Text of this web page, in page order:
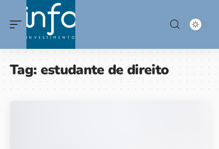
Tag:estudante de direito